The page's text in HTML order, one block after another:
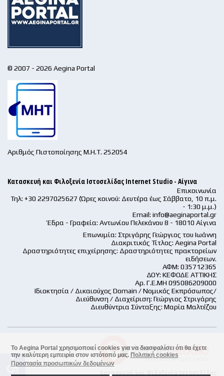
Το Aegina Portal χρησιμοποιεί cookies για να διασφαλίσει ότι θα έχετε
την καλύτερη εμπειρία στον ιστότοπό μας. Πολιτική cookies
Προστασία προσωπικών δεδομένων
© 2007 - 2026 Aegina Portal
Αριθμός Πιστοποίησης Μ.Η.Τ. 252054
Κατασκευή και Φιλοξενία Ιστοσελίδας Internet Studio - Αίγινα
Επικοινωνία
Τηλ: +30 2297025627 (Ώρες κοινού: Δευτέρα έως Σάββατο, 10 π.μ.
- 1:30 μ.μ.)
Email: info@aeginaportal.gr
Έδρα - Γραφεία: Αντωνίου Πελεκάνου 8 - 18010 Αίγινα
Επωνυμία: Στριγάρης Γεώργιος του Ιωάννη
Διακριτικός Τίτλος: Aegina Portal
Δραστηριότητες επιχείρησης: Δραστηριότητες πρακτορείων
ειδήσεων.
ΑΦΜ: 035712365
ΔΟΥ: ΚΕΦΟΔΕ ΑΤΤΙΚΗΣ
Αρ. Γ.Ε.ΜΗ 095086209000
Ιδιοκτησία / Δικαιούχος Domain / Νομικός Εκπρόσωπος/
Διεύθυνση / Διαχείριση: Γεώργιος Στριγάρης
Διευθύντρια Σύνταξης: Μαρία Μαλτέζου
Κατασκευή και Φιλοξενία Ιστοσελίδας
accessible